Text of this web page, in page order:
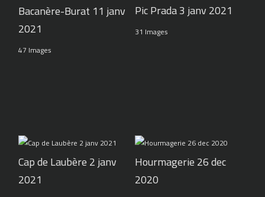
Bacanère-Burat 11 janv
2021
47 Images
Pic Prada 3 janv 2021
31 Images
Cap de Laubère 2 janv
2021
Hourmagerie 26 dec
2020